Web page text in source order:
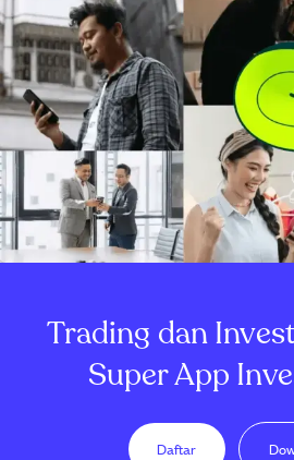
Trading dan
Super App
Daftar